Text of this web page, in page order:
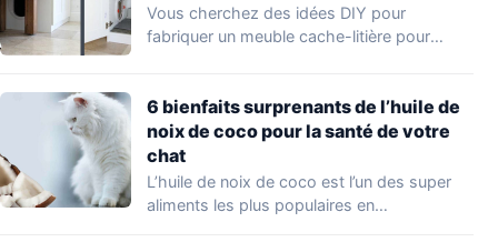
Vous cherchez des idées DIY pour
fabriquer un meuble cache-litière pour
6 bienfaits surprenants de l’huile de
noix de coco pour la santé de votre
chat
L’huile de noix de coco est l’un des super
aliments les plus populaires en…